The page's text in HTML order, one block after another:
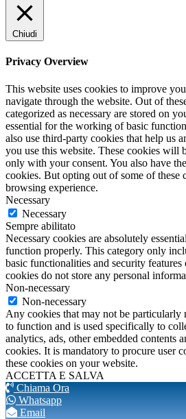
Chiudi
Privacy Overview
This website uses cookies to improve
navigate through the website. Out of
categorized as necessary are stored on
essential for the working of basic
also use third-party cookies that help us
you use this website. These cookies will
only with your consent. You also have
cookies. But opting out of some of these
browsing experience.
Necessary
Necessary
Sempre abilitato
Necessary cookies are absolutely
function properly. This category only
basic functionalities and security features
cookies do not store any personal
Non-necessary
Non-necessary
Any cookies that may not be particularly
to function and is used specifically to
analytics, ads, other embedded contents
cookies. It is mandatory to procure user
these cookies on your website.
ACCETTA E SALVA
Chiama Ora
Whatsapp
Email